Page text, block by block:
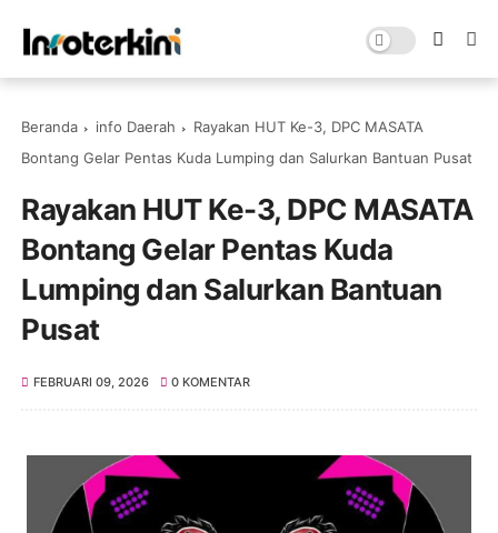
Beranda info Daerah
Rayakan HUT Ke-3, DPC MASATA
Bontang Gelar Pentas Kuda Lumping dan Salurkan Bantuan Pusat
Rayakan HUT Ke-3, DPC MASATA
Bontang Gelar Pentas Kuda
Lumping dan Salurkan Bantuan
Pusat
FEBRUARI 09, 2026 0 KOMENTAR